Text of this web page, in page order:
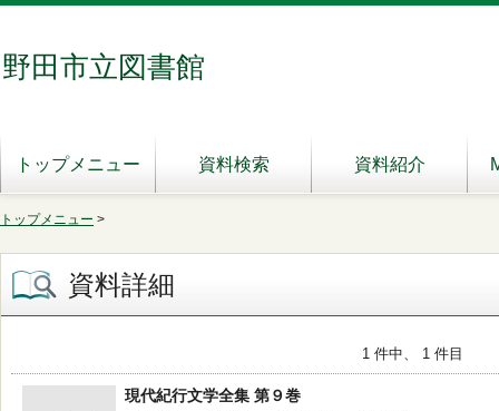
野田市立図書館
トップメニュー 資料検索 資料紹介
トップメニュー >
資料詳細
1 件中、 1 件目
現代紀行文学全集 第９巻